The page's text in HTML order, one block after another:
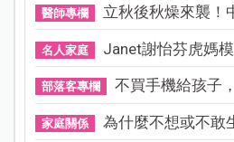
醫師專欄 立秋後秋燥來襲！
名人家庭 Janet謝怡芬虎媽
部落客專欄 不買手機給孩子
家庭關係 為什麼不想或不敢